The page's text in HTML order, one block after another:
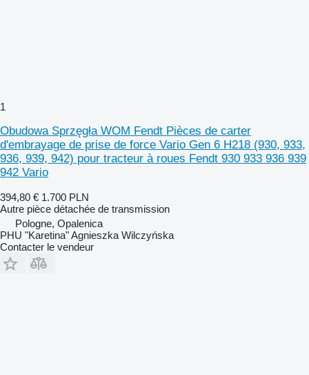
1
Obudowa Sprzęgła WOM Fendt Pièces de carter
d'embrayage de prise de force Vario Gen 6 H218 (930, 933,
936, 939, 942) pour tracteur à roues Fendt 930 933 936 939
942 Vario
394,80 € 1.700 PLN
Autre pièce détachée de transmission
Pologne, Opalenica
PHU "Karetina" Agnieszka Wilczyńska
Contacter le vendeur